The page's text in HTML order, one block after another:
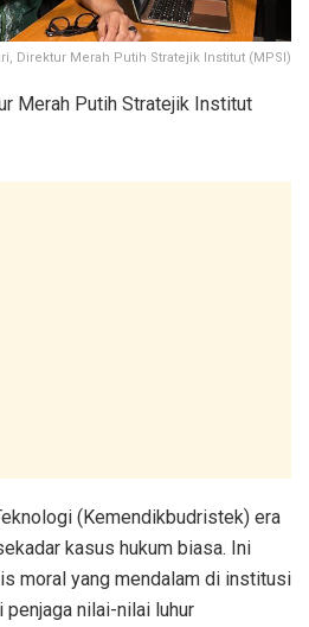
Direktur Merah Putih Stratejik Institut (MPSI)
Merah Putih Stratejik Institut
(Kemendikbudristek) era
kasus hukum biasa. Ini
moral yang mendalam di institusi
penjaga nilai-nilai luhur